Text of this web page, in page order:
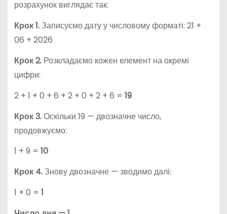
розрахунок виглядає так:
Крок 1.Записуємо дату у числовому форматі: 21 +
06 + 2026
Крок 2.Розкладаємо кожен елемент на окремі
цифри:
2 + 1 + 0 + 6 + 2 + 0 + 2 + 6 = 19
Крок 3.Оскільки 19 — двозначне число,
продовжуємо:
1 + 9 = 10
Крок 4.Знову двозначне — зводимо далі:
1 + 0 = 1